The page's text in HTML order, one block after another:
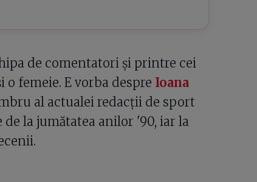
de comentatori și printre cei
femeie. E vorba despre Ioana
al actualei redacții de sport
de la jumătatea anilor '90, iar la